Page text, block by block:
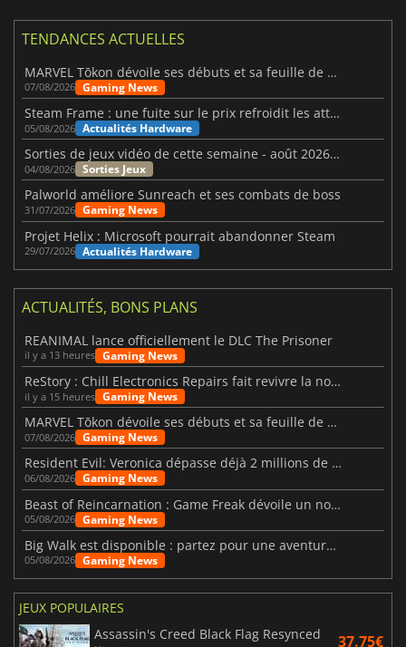
TENDANCES ACTUELLES
MARVEL Tōkon dévoile ses débuts et sa feuille de route
07/08/2026 Gaming News
Steam Frame : une fuite sur le prix refroidit les attentes VR
05/08/2026 Actualités Hardware
Sorties de jeux vidéo de cette semaine - août 2026 (semaine 32)
04/08/2026 Sorties Jeux
Palworld améliore Sunreach et ses combats de boss
31/07/2026 Gaming News
Projet Helix : Microsoft pourrait abandonner Steam
29/07/2026 Actualités Hardware
ACTUALITÉS, BONS PLANS
REANIMAL lance officiellement le DLC The Prisoner
il y a 13 heures Gaming News
ReStory : Chill Electronics Repairs fait revivre la nostalgie des années 2000
il y a 15 heures Gaming News
MARVEL Tōkon dévoile ses débuts et sa feuille de route
07/08/2026 Gaming News
Resident Evil: Veronica dépasse déjà 2 millions de wishlists
06/08/2026 Gaming News
Beast of Reincarnation : Game Freak dévoile un nouveau pari
05/08/2026 Gaming News
Big Walk est disponible : partez pour une aventure entre amis
05/08/2026 Gaming News
JEUX POPULAIRES
Assassin's Creed Black Flag Resynced
37.75€